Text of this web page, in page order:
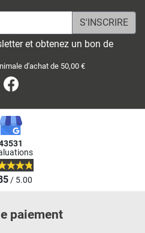
et obtenez un bon de
d'achat de 50,00 €
/ 5.00
paiement